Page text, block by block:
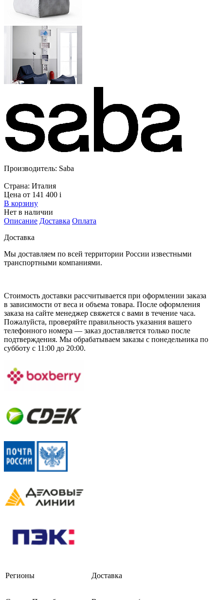
Производитель: Saba
Страна: Италия
Цена от 141 400 i
В корзину
Нет в наличии
Описание Доставка Оплата
Доставка
Мы доставляем по всей территории России известными
транспортными компаниями.
Стоимость доставки рассчитывается при оформлении заказа
в зависимости от веса и объема товара. После оформления
заказа на сайте менеджер свяжется с вами в течение часа.
Пожалуйста, проверяйте правильность указания вашего
телефонного номера — заказ доставляется только после
подтверждения. Мы обрабатываем заказы с понедельника по
субботу с 11:00 до 20:00.
Регионы Доставка